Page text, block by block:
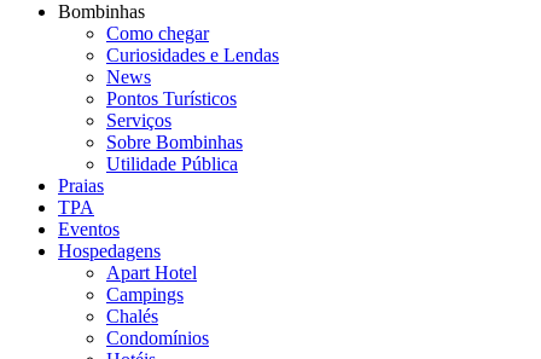
Bombinhas
Como chegar
Curiosidades e Lendas
News
Pontos Turísticos
Serviços
Sobre Bombinhas
Utilidade Pública
Praias
TPA
Eventos
Hospedagens
Apart Hotel
Campings
Chalés
Condomínios